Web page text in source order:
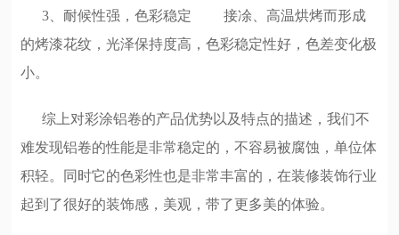
3、耐候性强，色彩稳定 接凃、高温烘烤而形成
的烤漆花纹，光泽保持度高，色彩稳定性好，色差变化极
小。
综上对彩涂铝卷的产品优势以及特点的描述，我们不
难发现铝卷的性能是非常稳定的，不容易被腐蚀，单位体
积轻。同时它的色彩性也是非常丰富的，在装修装饰行业
起到了很好的装饰感，美观，带了更多美的体验。